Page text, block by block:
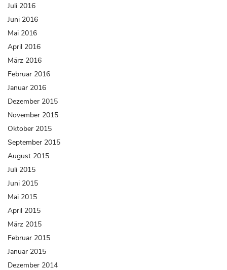
Juli 2016
Juni 2016
Mai 2016
April 2016
März 2016
Februar 2016
Januar 2016
Dezember 2015
November 2015
Oktober 2015
September 2015
August 2015
Juli 2015
Juni 2015
Mai 2015
April 2015
März 2015
Februar 2015
Januar 2015
Dezember 2014